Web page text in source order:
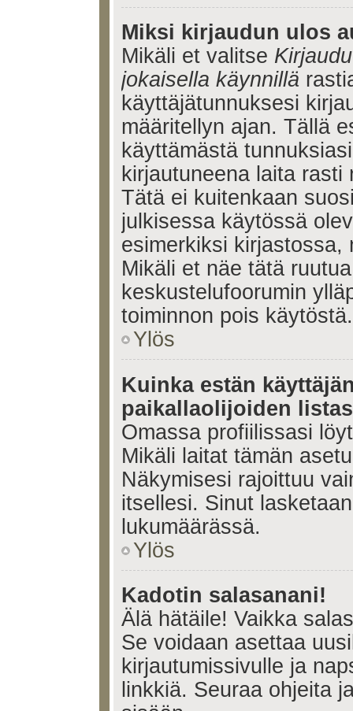
Miksi kirjaudun ulos
Mikäli et valitse
jokaisella käynnillä
käyttäjätunnuksesi
määritellyn ajan. Tällä
käyttämästä
kirjautuneena laita
Tätä ei kuitenkaan
julkisessa käytössä
esimerkiksi
Mikäli et näe tätä
keskustelufoorumin
toiminnon pois käytöstä.
Ylös
Kuinka estän
paikallaolijoiden
Omassa profiilissasi
Mikäli laitat tämän
Näkymisesi rajoittuu
itsellesi. Sinut
lukumäärässä.
Ylös
Kadotin salasanani!
Älä hätäile! Vaikka
Se voidaan asettaa
kirjautumissivulle ja
linkkiä. Seuraa ohjeita